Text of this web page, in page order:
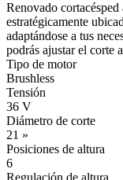
Renovado
estratégicamente
adaptándose a tus
podrás ajustar el corte
Tipo de motor
Brushless
Tensión
36 V
Diámetro de corte
21 »
Posiciones de altura
6